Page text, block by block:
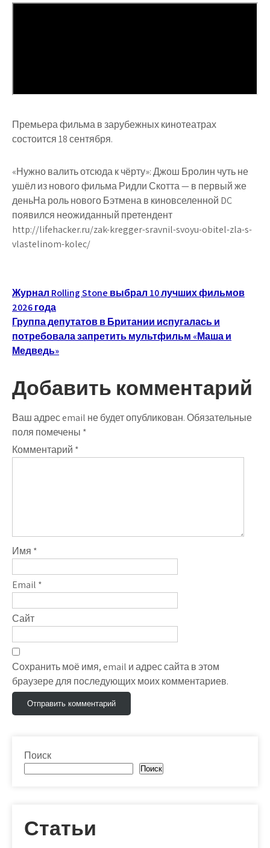
Премьера фильма в зарубежных кинотеатрах
состоится 18 сентября.
«Нужно валить отсюда к чёрту»: Джош Бролин чуть не
ушёл из нового фильма Ридли Скотта — в первый же
деньНа роль нового Бэтмена в киновселенной DC
появился неожиданный претендент
http://lifehacker.ru/zak-kregger-sravnil-svoyu-obitel-zla-s-
vlastelinom-kolec/
Навигация
по
записям
Журнал Rolling Stone выбрал 10 лучших фильмов
2026 года
Группа депутатов в Британии испугалась и
потребовала запретить мультфильм «Маша и
Медведь»
Добавить комментарий
Ваш адрес email не будет опубликован.Обязательные
поля помечены *
Комментарий *
Имя *
Email *
Сайт
Сохранить моё имя, email и адрес сайта в этом
браузере для последующих моих комментариев.
Поиск
Поиск
Статьи